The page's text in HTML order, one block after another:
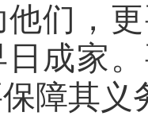
他们，
成家
障其